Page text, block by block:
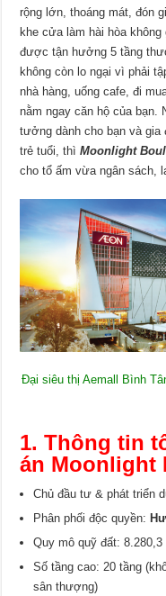
rộng lớn, thoáng mát, đón
khe cửa làm hài hòa
được tận hưởng 5 tầng
không còn lo ngại vì phải
nhà hàng, uống cafe, đi
nằm ngay căn hộ của bạn.
tưởng dành cho bạn và
trẻ tuổi, thìMoonlight
cho tổ ấm vừa ngân sách,
Đại siêu thị Aemall Bình
1. Thông tin
án Moonlight
Chủ đầu tư & phát triển
Phân phối độc quyền:
Quy mô quỹ đất: 8.280,3
Số tầng cao: 20 tầng
sân thượng)